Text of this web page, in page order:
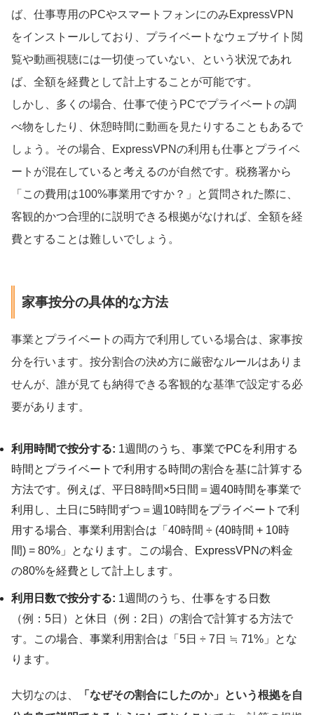
ば、仕事専用のPCやスマートフォンにのみExpressVPN
をインストールしており、プライベートなウェブサイト閲
覧や動画視聴には一切使っていない、という状況であれ
ば、全額を経費として計上することが可能です。
しかし、多くの場合、仕事で使うPCでプライベートの調
べ物をしたり、休憩時間に動画を見たりすることもあるで
しょう。その場合、ExpressVPNの利用も仕事とプライベ
ートが混在していると考えるのが自然です。税務署から
「この費用は100%事業用ですか？」と質問された際に、
客観的かつ合理的に説明できる根拠がなければ、全額を経
費とすることは難しいでしょう。
家事按分の具体的な方法
事業とプライベートの両方で利用している場合は、家事按
分を行います。按分割合の決め方に厳密なルールはありま
せんが、誰が見ても納得できる客観的な基準で設定する必
要があります。
利用時間で按分する: 1週間のうち、事業でPCを利用する
時間とプライベートで利用する時間の割合を基に計算する
方法です。例えば、平日8時間×5日間＝週40時間を事業で
利用し、土日に5時間ずつ＝週10時間をプライベートで利
用する場合、事業利用割合は「40時間 ÷ (40時間 + 10時
間) = 80%」となります。この場合、ExpressVPNの料金
の80%を経費として計上します。
利用日数で按分する: 1週間のうち、仕事をする日数
（例：5日）と休日（例：2日）の割合で計算する方法で
す。この場合、事業利用割合は「5日 ÷ 7日 ≒ 71%」とな
ります。
大切なのは、
「なぜその割合にしたのか」という根拠を自